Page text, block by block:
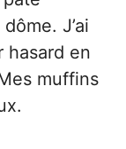
J’ai
en
muffins